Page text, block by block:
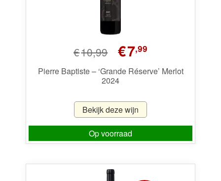
€10,99
Oorspronkelijke
prijs
was:
€10,99.
€7,99Huidige
is:
Pierre Baptiste – ‘Grande Réserve’ Merlot
2024
Bekijk deze wijn
Op voorraad